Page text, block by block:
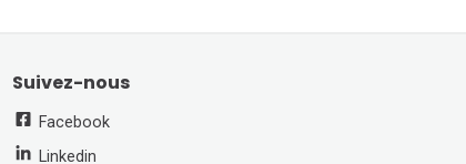
Suivez-nous
Facebook
Linkedin